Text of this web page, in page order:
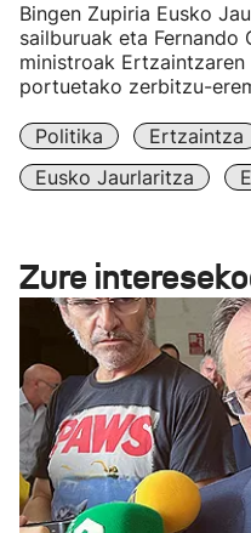
Bingen Zupiria Eusko
sailburuak eta Fernando
ministroak
portuetako zerbitzu-
Politika Ertzaintza
Eusko Jaurlaritza
Zure